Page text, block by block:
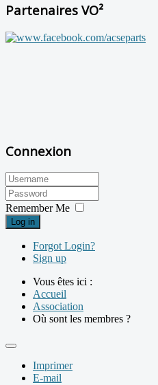
Partenaires VO²
Connexion
Remember Me
Log in
Forgot Login?
Sign up
Vous êtes ici :
Accueil
Association
Où sont les membres ?
Imprimer
E-mail